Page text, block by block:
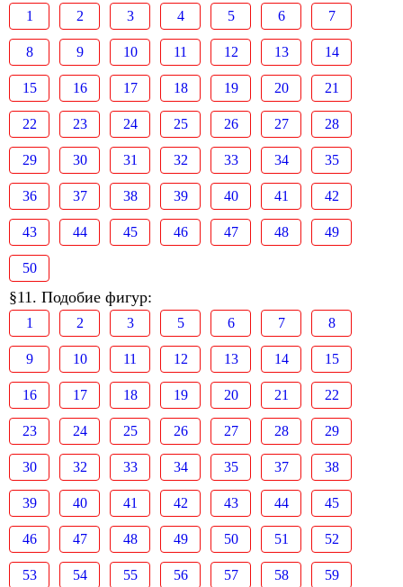
1 2 3 4 5 6 7
8 9 10 11 12 13 14
15 16 17 18 19 20 21
22 23 24 25 26 27 28
29 30 31 32 33 34 35
36 37 38 39 40 41 42
43 44 45 46 47 48 49
50
§11. Подобие фигур:
1 2 3 5 6 7 8
9 10 11 12 13 14 15
16 17 18 19 20 21 22
23 24 25 26 27 28 29
30 32 33 34 35 37 38
39 40 41 42 43 44 45
46 47 48 49 50 51 52
53 54 55 56 57 58 59